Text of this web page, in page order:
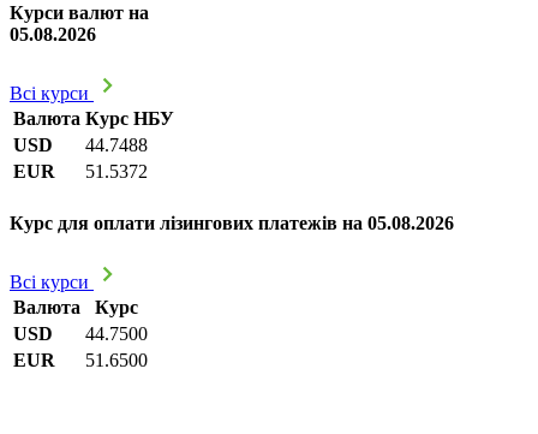
Курси валют на
05.08.2026
Всі курси
Валюта Курс НБУ
USD
44.7488
EUR
51.5372
Курс для оплати лізингових платежів на 05.08.2026
Всі курси
Валюта
Курс
USD
44.7500
EUR
51.6500